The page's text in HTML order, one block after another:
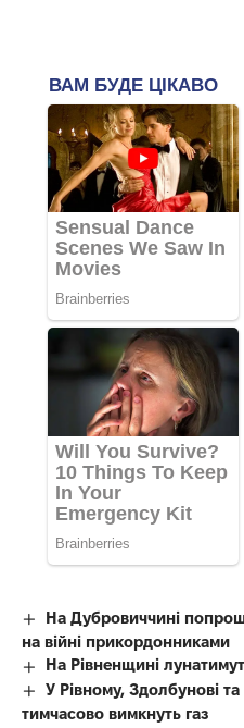
На Дубровиччині
на війні прикордонниками
На Рівненщині
У Рівному, Здолбунові
тимчасово вимкнуть газ